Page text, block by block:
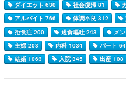
ダイエット 630 社会復帰 81
アルバイト 766
体調不良 312
拒食症 200
過食嘔吐 243 メ
主婦 203
内科 1034 パート
結婚 1063
入院 345 出産 108